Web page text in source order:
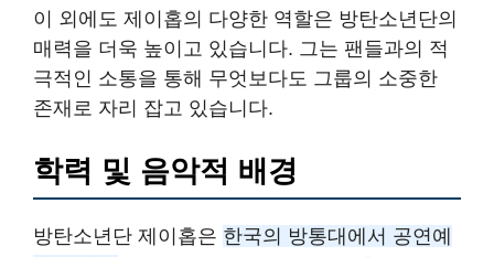
이 외에도 제이홉의 다양한 역할은 방탄소년단의
매력을 더욱 높이고 있습니다. 그는 팬들과의 적
극적인 소통을 통해 무엇보다도 그룹의 소중한
존재로 자리 잡고 있습니다.
학력 및 음악적 배경
방탄소년단 제이홉은 한국의 방통대에서 공연예